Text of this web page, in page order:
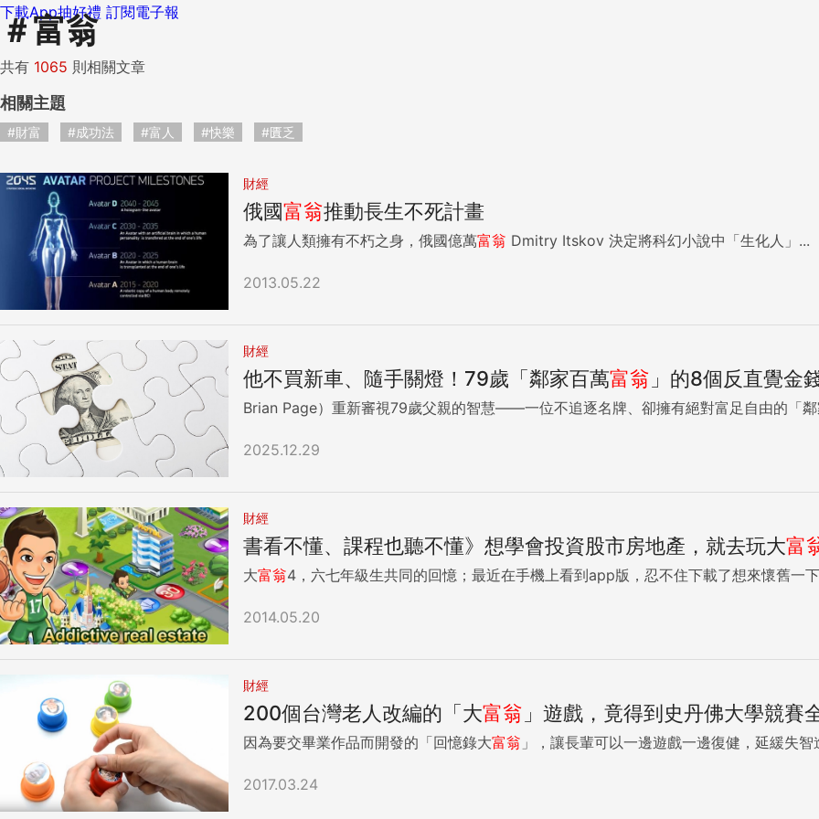
下載App抽好禮 訂閱電子報
＃富翁
共有 1065 則相關文章
相關主題
#財富 #成功法 #富人 #快樂 #匱乏
財經
俄國富翁推動長生不死計畫
為了讓人類擁有不朽之身，俄國億萬富翁 Dmitry Itskov 決定將科幻小說中「生化人」...
2013.05.22
財經
他不買新車、隨手關燈！79歲「鄰家百萬富翁 」的8個反直覺金
Brian Page）重新審視79歲父親的智慧——一位不追逐名牌、卻擁有絕對富足自由的「
2025.12.29
財經
書看不懂、課程也聽不懂》想學會投資股市房地產，就去玩大富
大富翁4，六七年級生共同的回憶；最近在手機上看到app版，忍不住下載了想來懷舊一
2014.05.20
財經
200個台灣老人改編的「大富翁 」遊戲，竟得到史丹佛大學競賽
因為要交畢業作品而開發的「回憶錄大富翁 」，讓長輩可以一邊遊戲一邊復健，延緩失智
2017.03.24